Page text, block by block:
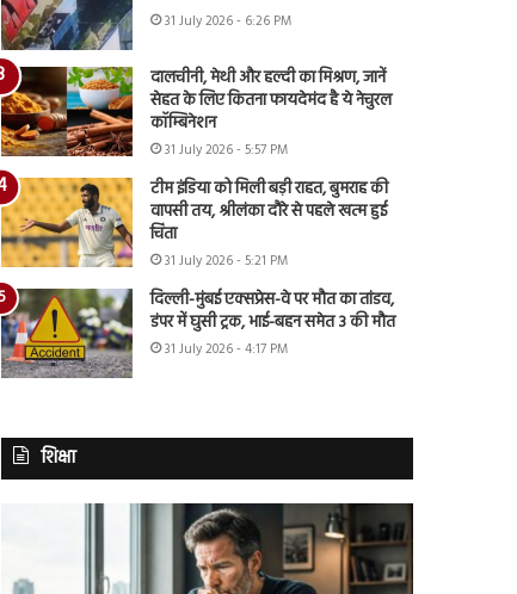
31 July 2026 - 6:26 PM
दालचीनी, मेथी और हल्दी का मिश्रण, जानें
सेहत के लिए कितना फायदेमंद है ये नेचुरल
कॉम्बिनेशन
31 July 2026 - 5:57 PM
टीम इंडिया को मिली बड़ी राहत, बुमराह की
वापसी तय, श्रीलंका दौरे से पहले खत्म हुई
चिंता
31 July 2026 - 5:21 PM
दिल्ली-मुंबई एक्सप्रेस-वे पर मौत का तांडव,
डंपर में घुसी ट्रक, भाई-बहन समेत 3 की मौत
31 July 2026 - 4:17 PM
शिक्षा